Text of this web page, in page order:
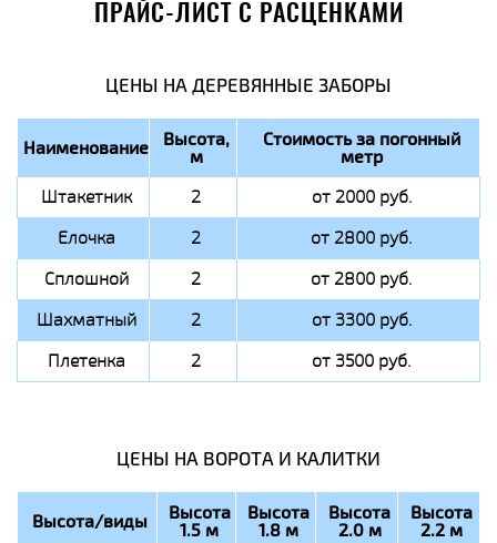
ПРАЙС-ЛИСТ С РАСЦЕНКАМИ
ЦЕНЫ НА ДЕРЕВЯННЫЕ ЗАБОРЫ
Наименование Высота,
м
Стоимость за погонный
метр
Штакетник 2
от 2000 руб.
Елочка
2
от 2800 руб.
Сплошной
2
от 2800 руб.
Шахматный
2
от 3300 руб.
Плетенка
2 от 3500 руб.
ЦЕНЫ НА ВОРОТА И КАЛИТКИ
Высота/виды Высота
1.5 м
Высота
1.8 м
Высота
2.0 м
Высота
2.2 м